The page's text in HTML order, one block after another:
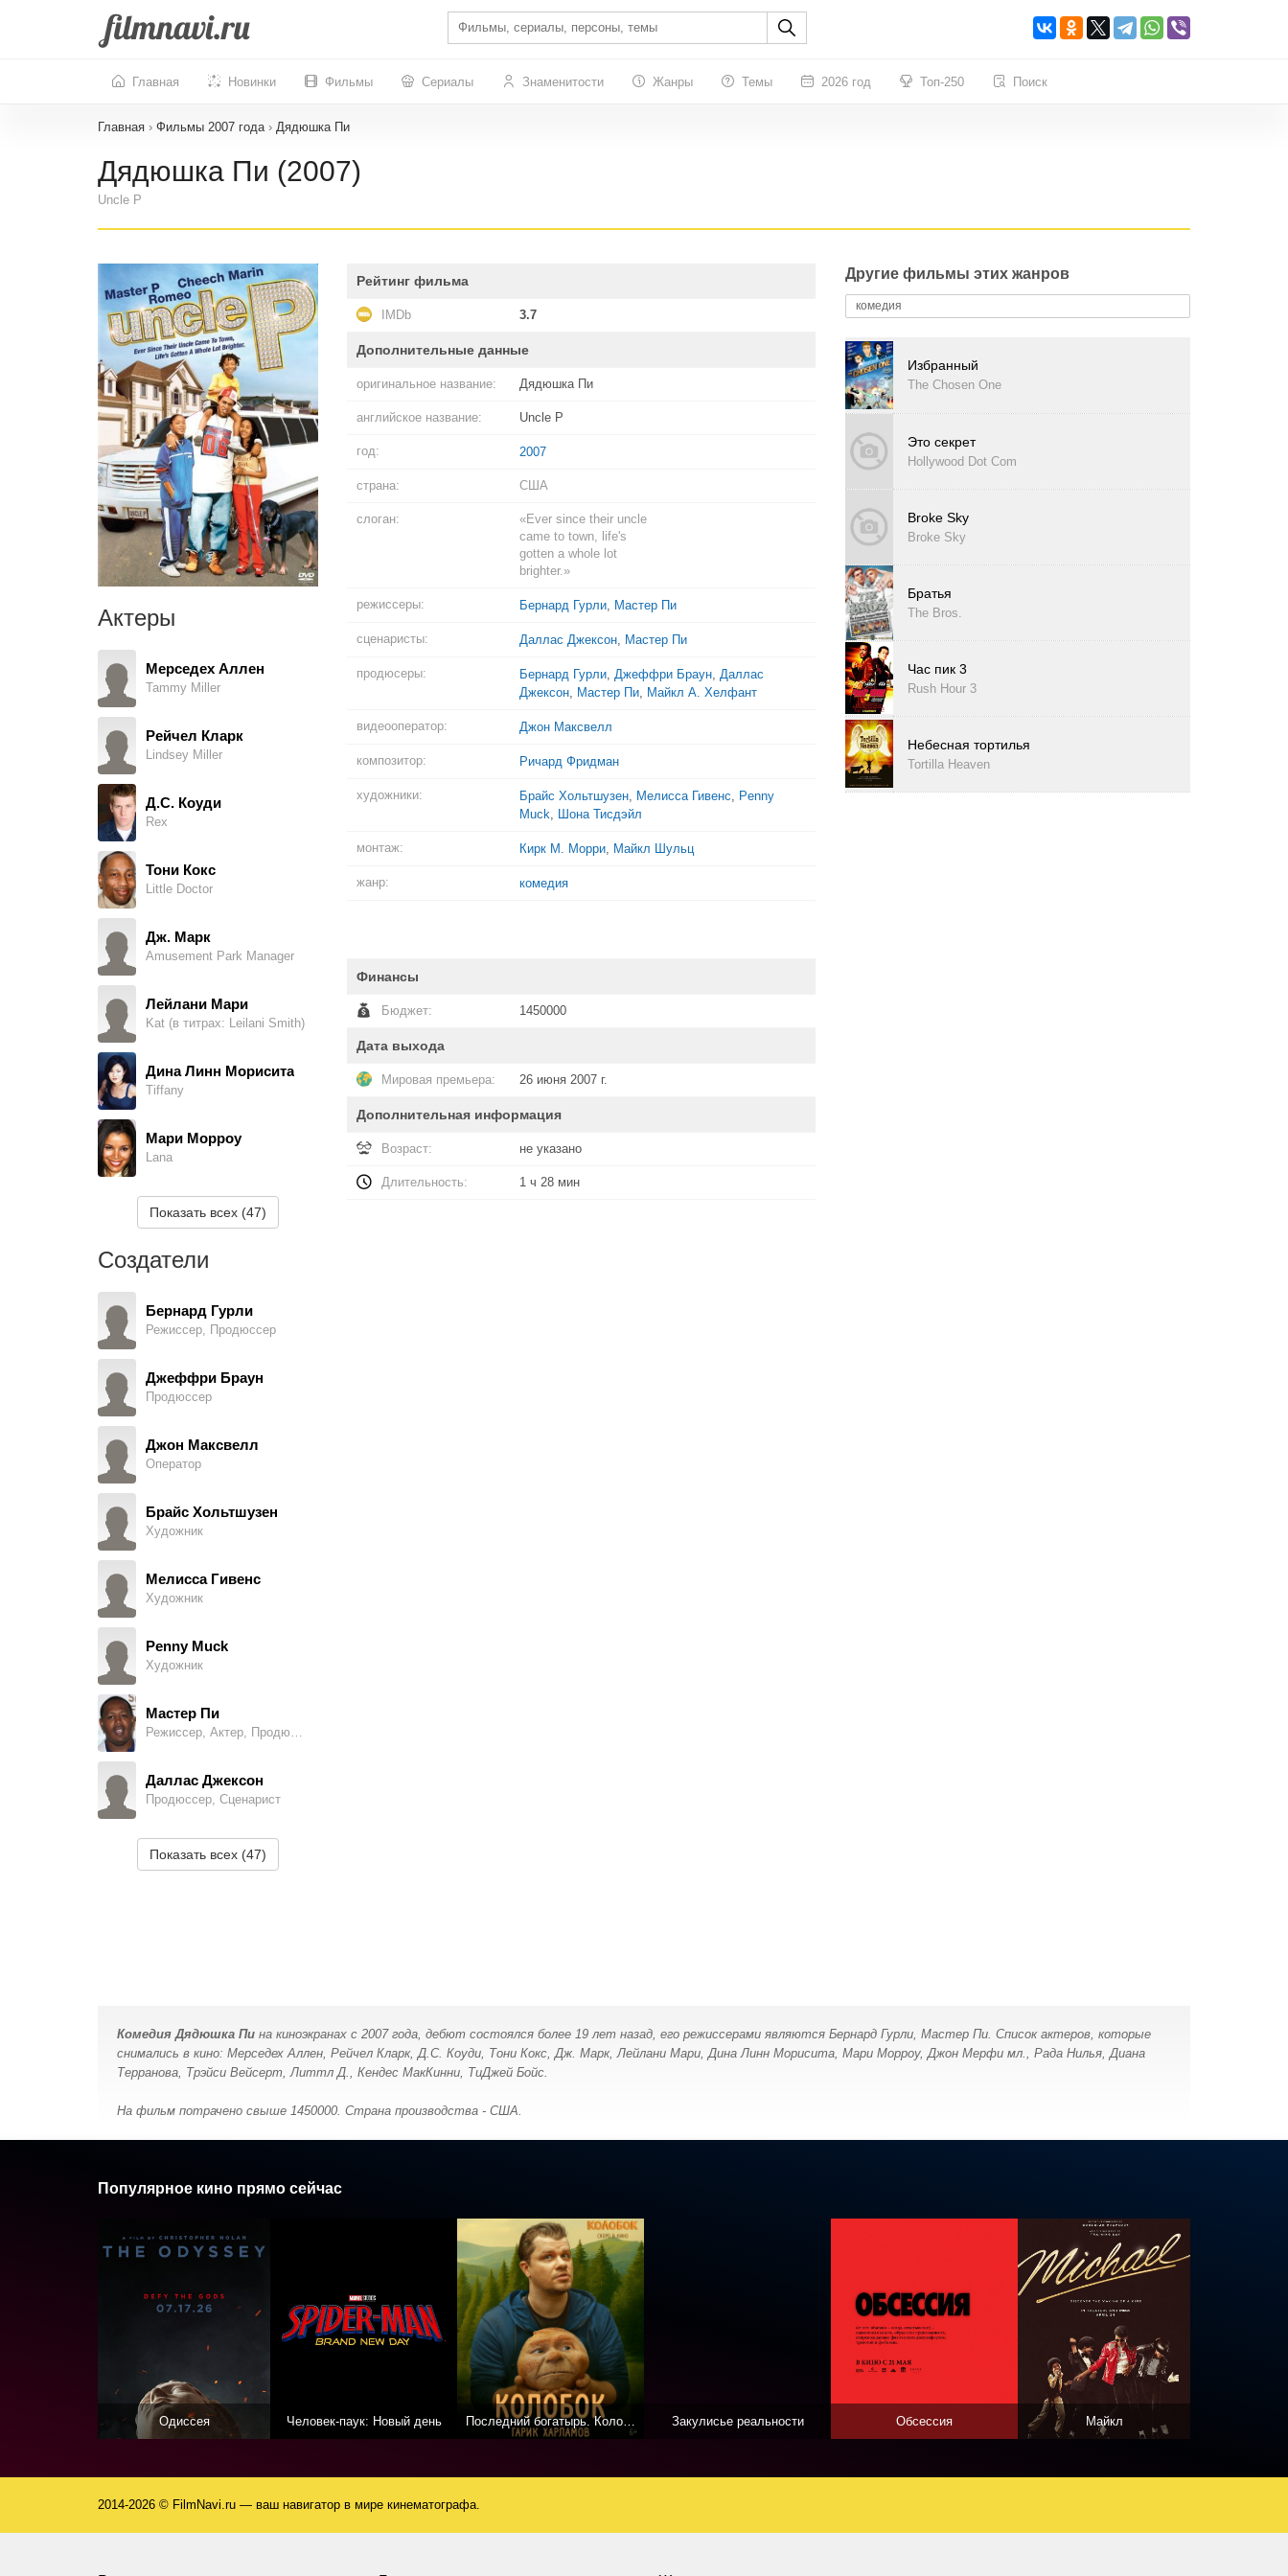
Главная Новинки Фильмы Сериалы Знаменитости Жанры Темы 2026 год Топ-250 Поиск
Главная › Фильмы 2007 года › Дядюшка Пи
Дядюшка Пи (2007)
Uncle P
Актеры
Мерседех Аллен
Tammy Miller
Рейчел Кларк
Lindsey Miller
Д.С. Коуди
Rex
Тони Кокс
Little Doctor
Дж. Марк
Amusement Park Manager
Лейлани Мари
Kat (в титрах: Leilani Smith)
Дина Линн Морисита
Tiffany
Мари Морроу
Lana
Джон Мерфи мл.
Erik (в титрах: John Murphy)
Рада Нилья
Диана Терранова
Трэйси Вейсерт
Литтл Д.
Кендес МакКинни
ТиДжей Бойс
Брендан Иэн Хилл
Марио
Эрика Дикерсон
P.A.
Чекеша Ван Путтен
Энтони Босвелл
Лил Ромео
Элла Джойс
Bertha Miller
Чич Марин
Juan
Показать всех (47)
Создатели
Бернард Гурли
Режиссер, Продюссер
Джеффри Браун
Продюссер
Джон Максвелл
Оператор
Брайс Хольтшузен
Художник
Мелисса Гивенс
Художник
Penny Muck
Художник
Мастер Пи
Режиссер, Актер, Продюссер, Сценарист
Даллас Джексон
Продюссер, Сценарист
Шона Тисдэйл
Художник
Майкл А. Хелфант
Продюссер
Ричард Фридман
Показать всех (47)
Рейтинг фильма
IMDb 3.7
Дополнительные данные
оригинальное название: Дядюшка Пи
английское название: Uncle P
год: 2007
страна: США
слоган:
«Ever since their uncle
came to town, life's
gotten a whole lot
brighter.»
режиссеры: Бернард Гурли, Мастер Пи
сценаристы: Даллас Джексон, Мастер Пи
продюсеры: Бернард Гурли, Джеффри Браун, Даллас
Джексон, Мастер Пи, Майкл А. Хелфант
видеооператор: Джон Максвелл
композитор: Ричард Фридман
художники: Брайс Хольтшузен, Мелисса Гивенс, Penny
Muck, Шона Тисдэйл
монтаж: Кирк М. Морри, Майкл Шульц
жанр: комедия
Финансы
Бюджет: 1450000
Дата выхода
Мировая премьера: 26 июня 2007 г.
Дополнительная информация
Возраст: не указано
Длительность: 1 ч 28 мин
Другие фильмы этих жанров
комедия
Избранный
The Chosen One
Это секрет
Hollywood Dot Com
Broke Sky
Broke Sky
Братья
The Bros.
Час пик 3
Rush Hour 3
Небесная тортилья
Tortilla Heaven
Комедия Дядюшка Пи на киноэкранах с 2007 года, дебют состоялся более 19 лет назад, его режиссерами являются Бернард Гурли, Мастер Пи. Список актеров, которые
снимались в кино: Мерседех Аллен, Рейчел Кларк, Д.С. Коуди, Тони Кокс, Дж. Марк, Лейлани Мари, Дина Линн Морисита, Мари Морроу, Джон Мерфи мл., Рада Нилья, Диана
Терранова, Трэйси Вейсерт, Литтл Д., Кендес МакКинни, ТиДжей Бойс.
На фильм потрачено свыше 1450000. Страна производства - США.
Популярное кино прямо сейчас
Одиссея Человек-паук: Новый день Последний богатырь. Колобок Закулисье реальности Обсессия Майкл
2014-2026 © FilmNavi.ru — ваш навигатор в мире кинематографа.